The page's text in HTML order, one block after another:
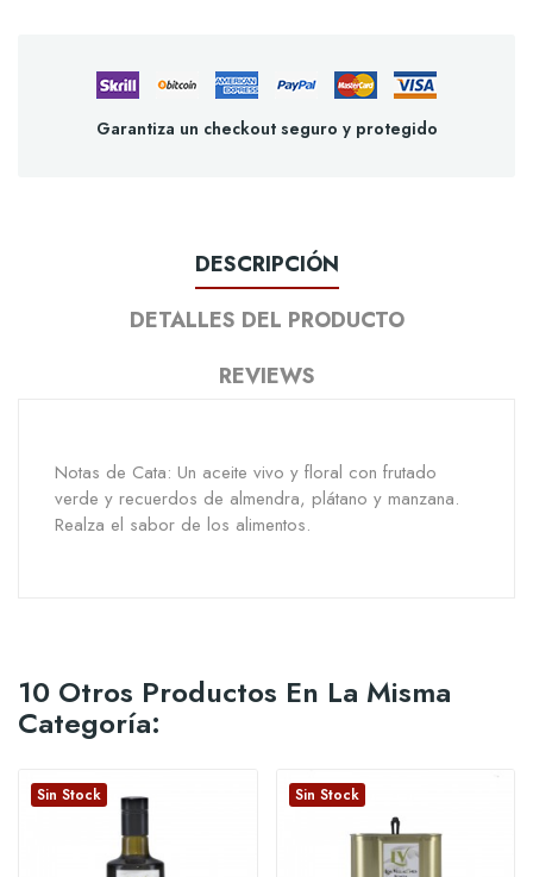
Garantiza un checkout seguro y protegido
DESCRIPCIÓN
DETALLES DEL PRODUCTO
REVIEWS
Notas de Cata: Un aceite vivo y floral con frutado
verde y recuerdos de almendra, plátano y manzana.
Realza el sabor de los alimentos.
10 Otros Productos En La Misma
Categoría:
Sin Stock Sin Stock